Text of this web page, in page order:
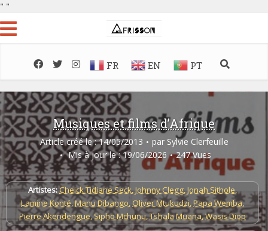
" "
FR EN PT
Musiques et films d’Afrique
Article créé le : 14/05/2013 par Sylvie Clerfeuille
Mis à jour le : 19/06/2026
247 Vues
Artistes:Cheick Tidiane Seck, Johnny Clegg, Jonah Sithole,
Lamine Konté,Manu Dibango,Oliver Mtukudzi,Papa Wemba,
Pierre Akendengue,Sipho Mchunu,Tshala Muana,Wasis Diop